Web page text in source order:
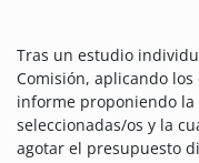
Tras un estudio
Comisión, aplicando
informe proponiendo
seleccionadas/os y la
agotar el presupuesto